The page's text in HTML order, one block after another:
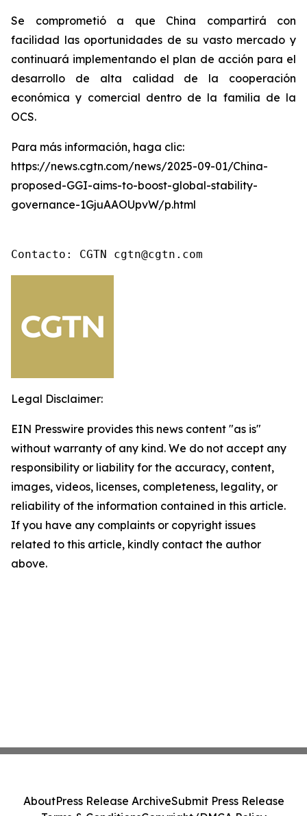
Se comprometió a que China compartirá con
facilidad las oportunidades de su vasto mercado y
continuará implementando el plan de acción para el
desarrollo de alta calidad de la cooperación
económica y comercial dentro de la familia de la
OCS.
Para más información, haga clic:
https://news.cgtn.com/news/2025-09-01/China-
proposed-GGI-aims-to-boost-global-stability-
governance-1GjuAAOUpvW/p.html
Contacto: CGTN cgtn@cgtn.com
Legal Disclaimer:
EIN Presswire provides this news content "as is"
without warranty of any kind. We do not accept any
responsibility or liability for the accuracy, content,
images, videos, licenses, completeness, legality, or
reliability of the information contained in this article.
If you have any complaints or copyright issues
related to this article, kindly contact the author
above.
AboutPress Release ArchiveSubmit Press Release